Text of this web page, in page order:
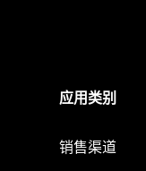
应用类别
销售渠道